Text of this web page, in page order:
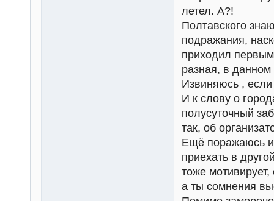
летел. А?!
Полтавского
подражания,
приходил
разная, в
Извиняюсь ,
И к слову о
полусуточный
так, об
Ещё поражаюсь
приехать в
тоже
а ты сомнения